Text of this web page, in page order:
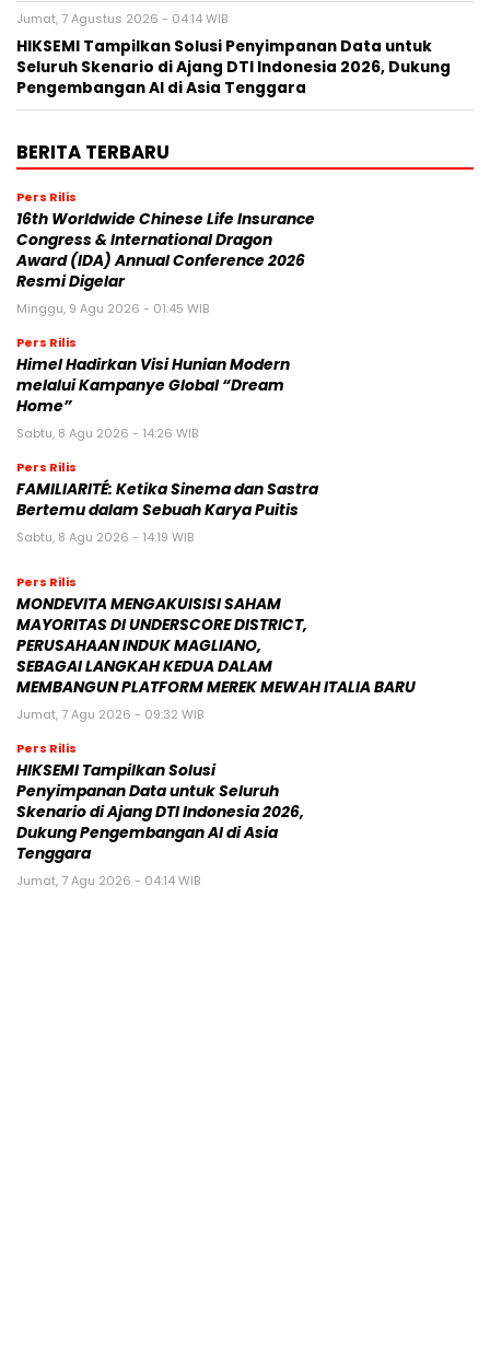
Jumat, 7 Agustus 2026 - 04:14 WIB
HIKSEMI Tampilkan Solusi Penyimpanan Data untuk
Seluruh Skenario di Ajang DTI Indonesia 2026, Dukung
Pengembangan AI di Asia Tenggara
BERITA TERBARU
Pers Rilis
16th Worldwide Chinese Life Insurance
Congress & International Dragon
Award (IDA) Annual Conference 2026
Resmi Digelar
Minggu, 9 Agu 2026 - 01:45 WIB
Pers Rilis
Himel Hadirkan Visi Hunian Modern
melalui Kampanye Global “Dream
Home”
Sabtu, 8 Agu 2026 - 14:26 WIB
Pers Rilis
FAMILIARITÉ: Ketika Sinema dan Sastra
Bertemu dalam Sebuah Karya Puitis
Sabtu, 8 Agu 2026 - 14:19 WIB
Pers Rilis
MONDEVITA MENGAKUISISI SAHAM
MAYORITAS DI UNDERSCORE DISTRICT,
PERUSAHAAN INDUK MAGLIANO,
SEBAGAI LANGKAH KEDUA DALAM
MEMBANGUN PLATFORM MEREK MEWAH ITALIA BARU
Jumat, 7 Agu 2026 - 09:32 WIB
Pers Rilis
HIKSEMI Tampilkan Solusi
Penyimpanan Data untuk Seluruh
Skenario di Ajang DTI Indonesia 2026,
Dukung Pengembangan AI di Asia
Tenggara
Jumat, 7 Agu 2026 - 04:14 WIB